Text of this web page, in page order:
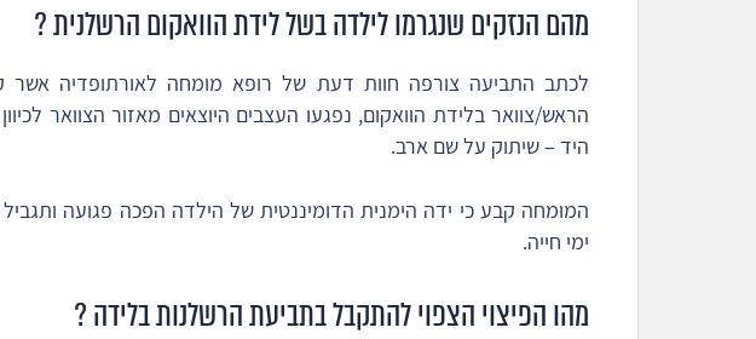
מהם הנזקים שנגרמו לילדה בשל לידת הוואקום הרשלנית ?
לכתב התביעה צורפה חוות דעת של רופא מומחה לאורתופדיה
הראש/צוואר בלידת הוואקום, נפגעו העצבים היוצאים מאזור הצוואר
היד – שיתוק על שם ארב.
המומחה קבע כי ידה הימנית הדומיננטית של הילדה הפכה פגועה
ימי חייה.
מהו הפיצוי הצפוי להתקבל בתביעת הרשלנות בלידה ?